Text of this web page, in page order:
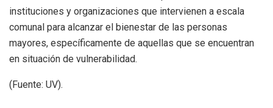
instituciones y organizaciones que intervienen a escala
comunal para alcanzar el bienestar de las personas
mayores, específicamente de aquellas que se encuentran
en situación de vulnerabilidad.
(Fuente: UV).